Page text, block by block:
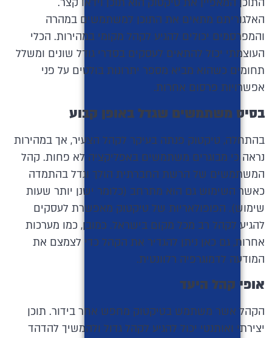
התוכן המאפיין את טיקטוק הוא תוכן וידאו קצר.
האלגוריתם מתאים את התוכן למשתמשים במהרה
והמפרסמים יכולים להגיע לקהל מקומי במהירות. הכלי
העוצמתי יכול להתאים לעסקים בסדרי גודל שונים ומשלל
תחומים כשהוא מביא מספר יתרונות בולטים על פני
אפשרויות פרסום אחרות.
בסיס משתמשים שגדל באופן קבוע
בהתחלה, טיקטוק פנתה בעיקר לקהל הצעיר, אך במהירות
נראה כי מבוגרים משתמשים באפליקציה לא פחות. קהל
המשתמשים של הרשת החברתית הולך וגדל בהתמדה
כאשר השימוש גם הוא מתרחב (כלומר ישנן יותר שעות
שימוש). הפופולאריות של טיקטוק מאפשרת לעסקים
להגיע לקהל רב מכל מקום בישראל. כמובן, כמו מערכות
אחרות, גם כאן ניתן להגדיר את הקהל כדי לצמצם את
המודעה לדמוגרפיה רלוונטית.
אופי קהל היעד
הקהל אשר משתמש בטיקטוק מחפש אחר בידור. תוכן
יצירתי ואותנטי יכול להגיע לקהל גדול ולהמשיך להדהד